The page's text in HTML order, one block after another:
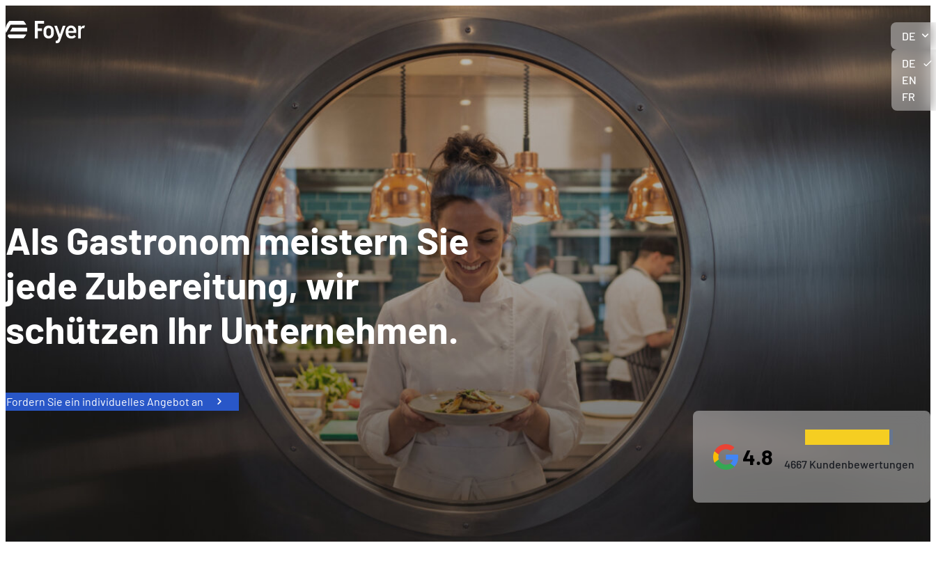
Inhalt
DE
DE
EN
FR
Als Gastronom meistern Sie
jede Zubereitung, wir
schützen Ihr Unternehmen.
Fordern Sie ein individuelles Angebot an
4.8 4667 Kundenbewertungen